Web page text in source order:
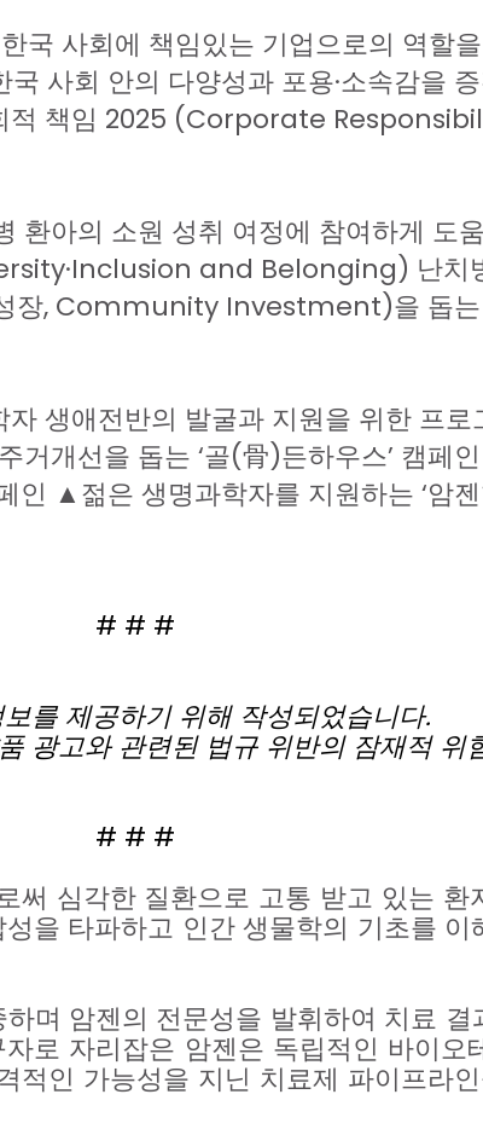
한국 사회에 책임있는 기업으로의 역할을
국 사회 안의 다양성과 포용·소속감을
적 책임 2025 (Corporate
환아의 소원 성취 여정에 참여하게 도
and Belonging) 난치
장, Community Investment)을 돕는
자생애전반의 발굴과 지원을 위한 프로
주거개선을 돕는 ‘골(骨)든하우스’ 캠페인
인 ▲젊은 생명과학자를 지원하는 ‘암
# # #
보를 제공하기 위해 작성되었습니다.
광고와 관련된 법규 위반의 잠재적 위
# # #
써 심각한 질환으로 고통 받고 있는 환
을 타파하고 인간 생물학의 기초를 이
하며 암젠의 전문성을 발휘하여 치료 결
로 자리잡은 암젠은 독립적인 바이오
적인 가능성을 지닌 치료제 파이프라